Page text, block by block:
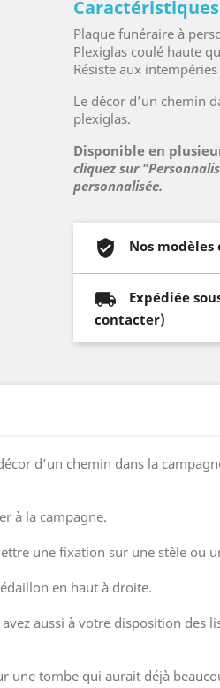
Caractéristiques
Plaque funéraire à
Plexiglas coulé haute
Résiste aux
Le décor d’un chemin
plexiglas.
Disponible en
cliquez sur
personnalisée.
Nos
Expédiée
contacter)
d’un chemin dans la
à la campagne.
une fixation sur une stèle ou
en haut à droite.
aussi à votre disposition des
tombe qui aurait déjà